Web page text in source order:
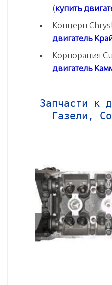
(купить
Концерн
двигатель
Корпорация
двигатель
Запчасти к
Газели,